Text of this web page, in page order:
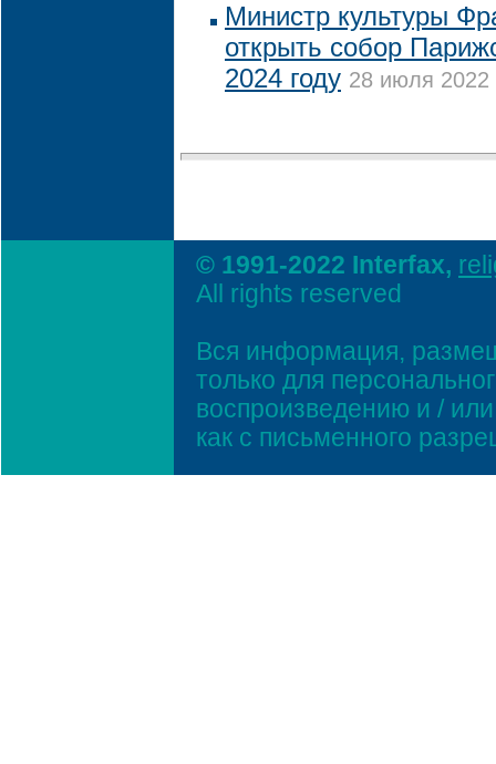
Министр культуры
открыть собор
2024 году 28 июля 2022
© 1991-2022 Interfax,
All rights reserved
Вся информация,
только для
воспроизведению и /
как с письменного